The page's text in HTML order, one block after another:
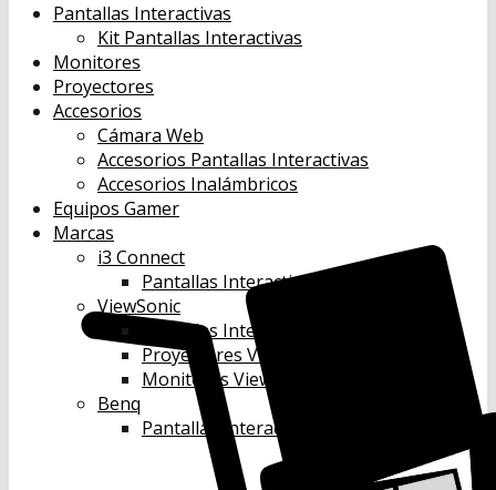
Pantallas Interactivas
Kit Pantallas Interactivas
Monitores
Proyectores
Accesorios
Cámara Web
Accesorios Pantallas Interactivas
Accesorios Inalámbricos
Equipos Gamer
Marcas
i3 Connect
Pantallas Interactivas i3 Connect
ViewSonic
Pantallas Interactivas Viewsonic
Proyectores Viewsonic
Monitores Viewsonic
Benq
Pantallas Interactivas Benq